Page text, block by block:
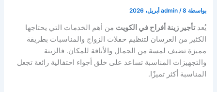
بواسطة admin /8 أبريل، 2026
يُعدتأجير زينة أفراح في الكويت من أهم الخدمات التي يحتاجها
الكثير من العرسان لتنظيم حفلات الزواج والمناسبات بطريقة
مميزة تضيف لمسة من الجمال والأناقة للمكان. فالزينة
والتجهيزات المناسبة تساعد على خلق أجواء احتفالية رائعة تجعل
المناسبة أكثر تميزًا.